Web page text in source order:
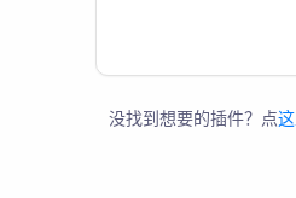
没找到想要的插件？点